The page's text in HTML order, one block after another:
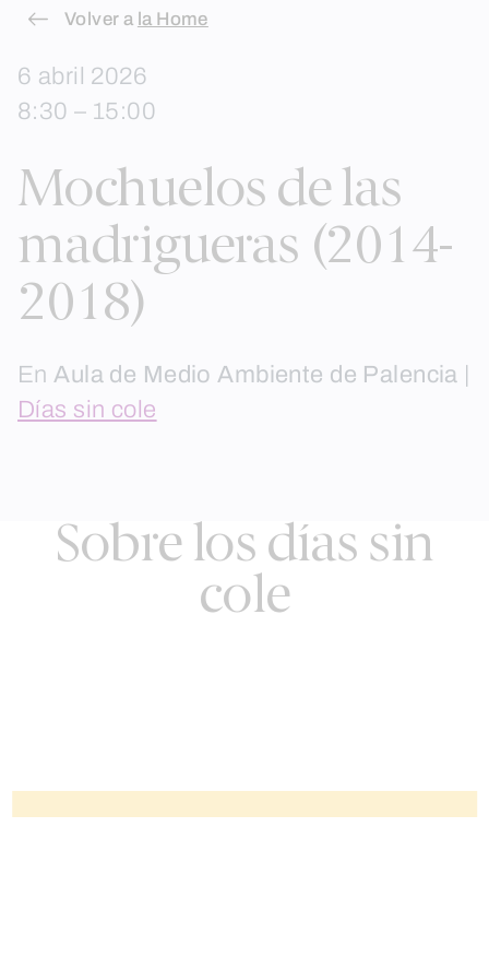
Skip
content
Volver a la Home
6 abril 2026
8:30 – 15:00
Mochuelos de las
madrigueras (2014-
2018)
EnAula de Medio Ambiente de Palencia
Días sin cole
Sobre los días sin
cole